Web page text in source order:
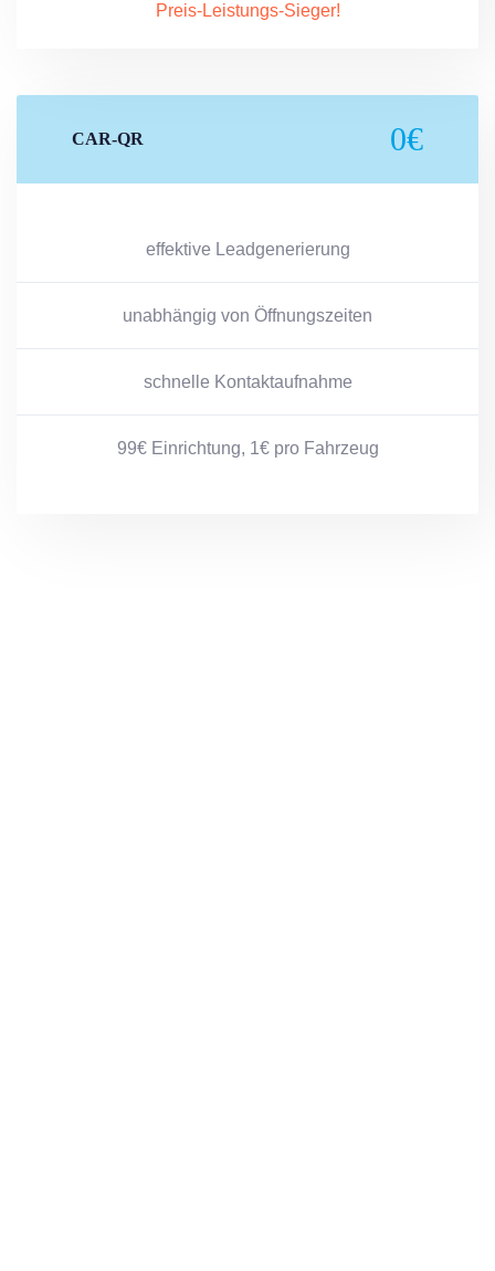
Preis-Leistungs-Sieger!
CAR-QR 0€
effektive Leadgenerierung
unabhängig von Öffnungszeiten
schnelle Kontaktaufnahme
99€ Einrichtung, 1€ pro Fahrzeug